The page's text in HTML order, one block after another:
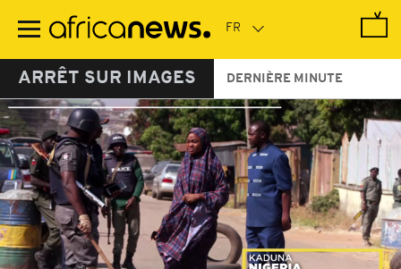
contenu
ARRÊT SUR IMAGES DERNIÈRE MINUTE